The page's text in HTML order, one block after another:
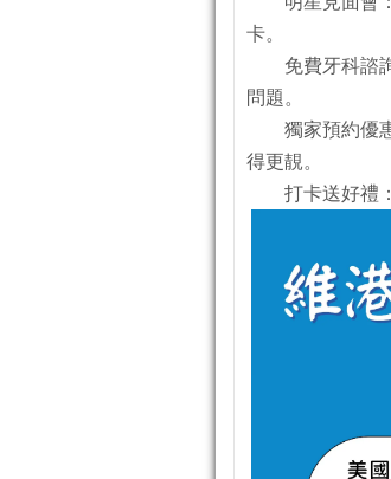
卡。
免費牙科諮
問題。
獨家預約優
得更靚。
打卡送好禮